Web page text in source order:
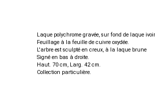
Laque polychrome gravée, sur fond de laque
Feuillage à la feuille de cuivre oxydée.
L'arbre est sculpté en creux, à la laque brune
Signé en bas à droite.
Haut. 70 cm, Larg. 42 cm.
Collection particulière.